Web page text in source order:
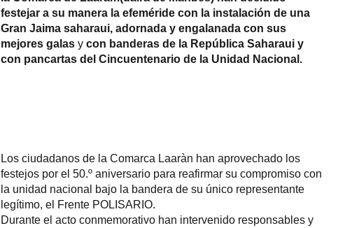
festejar a su manera la efeméride con la instalación de una
Gran Jaima saharaui, adornada y engalanada con sus
mejores galas y con banderas de la República Saharaui y
con pancartas del Cincuentenario de la Unidad Nacional.
Los ciudadanos de la Comarca Laaràn han aprovechado los
festejos por el 50.º aniversario para reafirmar su compromiso con
la unidad nacional
bajo la bandera de su único representante
legítimo, el Frente POLISARIO.
Durante el acto conmemorativo han intervenido responsables y